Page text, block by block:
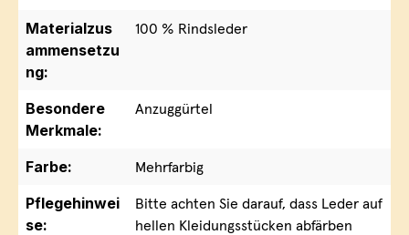
Materialzus
ammensetzu
ng:
100 % Rindsleder
Besondere
Merkmale:
Anzuggürtel
Farbe:
Mehrfarbig
Pflegehinwei
se:
Bitte achten Sie darauf, dass Leder auf
hellen Kleidungsstücken abfärben